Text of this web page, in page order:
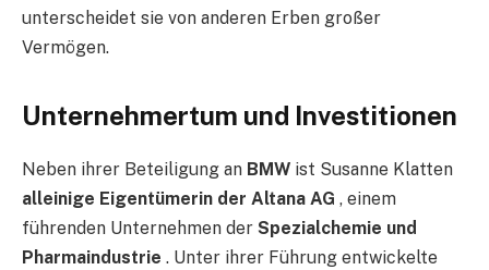
unterscheidet sie von anderen Erben großer
Vermögen.
Unternehmertum und Investitionen
Neben ihrer Beteiligung an BMW ist Susanne Klatten
alleinige Eigentümerin der Altana AG , einem
führenden Unternehmen der Spezialchemie und
Pharmaindustrie . Unter ihrer Führung entwickelte